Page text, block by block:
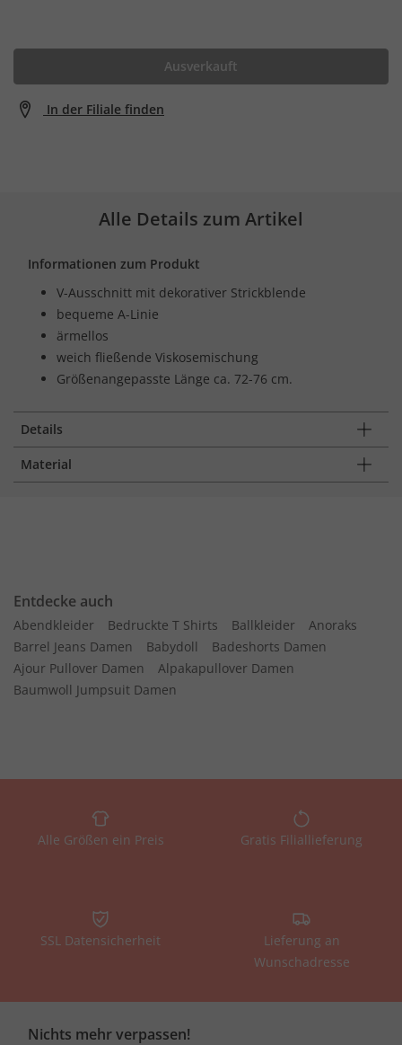
Ausverkauft
In der Filiale finden
Alle Details zum Artikel
Informationen zum Produkt
V-Ausschnitt mit dekorativer Strickblende
bequeme A-Linie
ärmellos
weich fließende Viskosemischung
Größenangepasste Länge ca. 72-76 cm.
Details
Material
Entdecke auch
Abendkleider Bedruckte T Shirts Ballkleider
Anoraks
Barrel Jeans Damen
Babydoll
Badeshorts Damen
Ajour Pullover Damen
Alpakapullover Damen
Baumwoll Jumpsuit Damen
Alle Größen ein Preis Gratis Filiallieferung
SSL Datensicherheit
Lieferung an
Wunschadresse
Nichts mehr verpassen!